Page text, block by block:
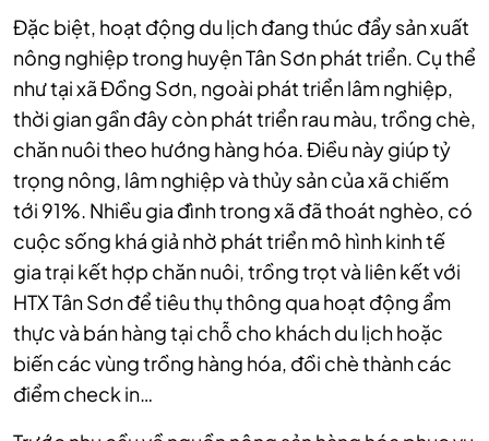
Đặc biệt, hoạt động du lịch đang thúc đẩy sản xuất
nông nghiệp trong huyện Tân Sơn phát triển. Cụ thể
như tại xã Đồng Sơn, ngoài phát triển lâm nghiệp,
thời gian gần đây còn phát triển rau màu, trồng chè,
chăn nuôi theo hướng hàng hóa. Điều này giúp tỷ
trọng nông, lâm nghiệp và thủy sản của xã chiếm
tới 91%. Nhiều gia đình trong xã đã thoát nghèo, có
cuộc sống khá giả nhờ phát triển mô hình kinh tế
gia trại kết hợp chăn nuôi, trồng trọt và liên kết với
HTX Tân Sơn để tiêu thụ thông qua hoạt động ẩm
thực và bán hàng tại chỗ cho khách du lịch hoặc
biến các vùng trồng hàng hóa, đồi chè thành các
điểm check in…